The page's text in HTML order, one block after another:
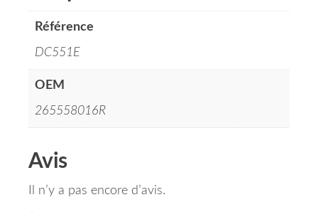
Référence
DC551E
OEM
265558016R
Avis
Il n’y a pas encore d’avis.